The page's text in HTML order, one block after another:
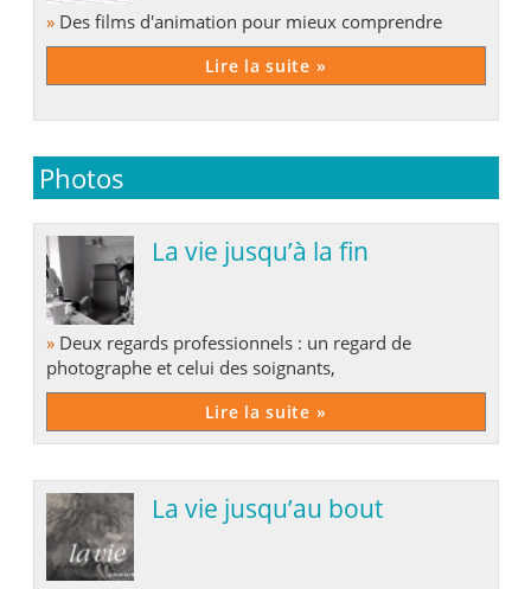
» Des films d'animation pour mieux comprendre
Lire la suite »
Photos
La vie jusqu’à la fin
»Deux regards professionnels : un regard de
photographe et celui des soignants,
Lire la suite »
La vie jusqu’au bout